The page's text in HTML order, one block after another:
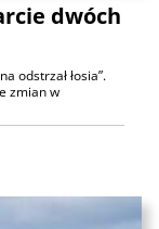
dwóch
odstrzał łosia”.
zmian w